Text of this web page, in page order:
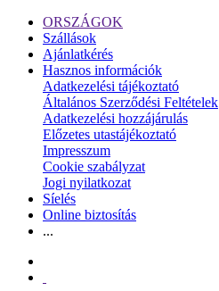
ORSZÁGOK
Szállások
Ajánlatkérés
Hasznos információk
Adatkezelési tájékoztató
Általános Szerződési Feltételek
Adatkezelési hozzájárulás
Előzetes utastájékoztató
Impresszum
Cookie szabályzat
Jogi nyilatkozat
Síelés
Online biztosítás
...